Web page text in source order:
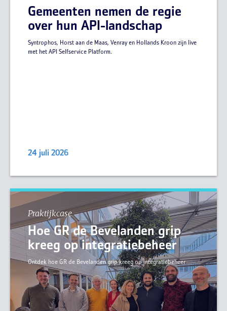
Gemeenten nemen de regie
over hun API-landschap
Syntrophos, Horst aan de Maas, Venray en Hollands Kroon zijn live
met het API Selfservice Platform.
24 juli 2026
Praktijkcase
Hoe GR de Bevelanden grip
kreeg op integratiebeheer
Ontdek hoe GR de Bevelanden grip kreeg op integratiebeheer